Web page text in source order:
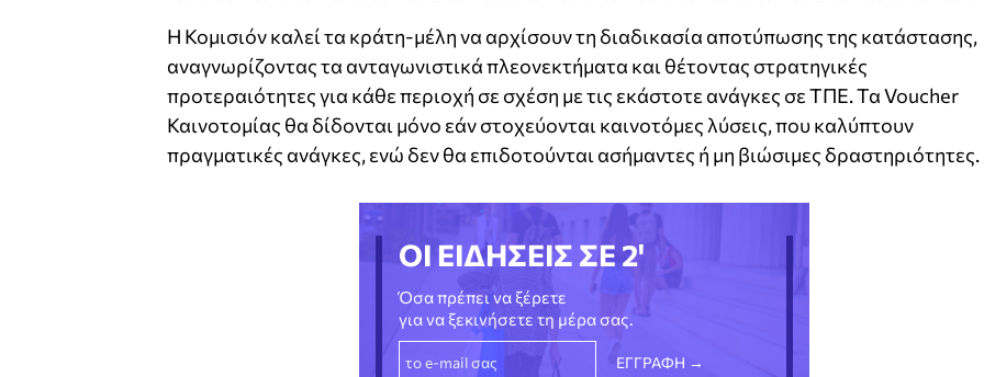
Η Κομισιόν καλεί τα κράτη-μέλη να αρχίσουν τη διαδικασία αποτύπωσης της κατάστασης,
αναγνωρίζοντας τα ανταγωνιστικά πλεονεκτήματα και θέτοντας στρατηγικές
προτεραιότητες για κάθε περιοχή σε σχέση με τις εκάστοτε ανάγκες σε ΤΠΕ. Τα Voucher
Καινοτομίας θα δίδονται μόνο εάν στοχεύονται καινοτόμες λύσεις, που καλύπτουν
πραγματικές ανάγκες, ενώ δεν θα επιδοτούνται ασήμαντες ή μη βιώσιμες δραστηριότητες.
ΟΙ ΕΙΔΗΣΕΙΣ ΣΕ 2'
Όσα πρέπει να ξέρετε
για να ξεκινήσετε τη μέρα σας.